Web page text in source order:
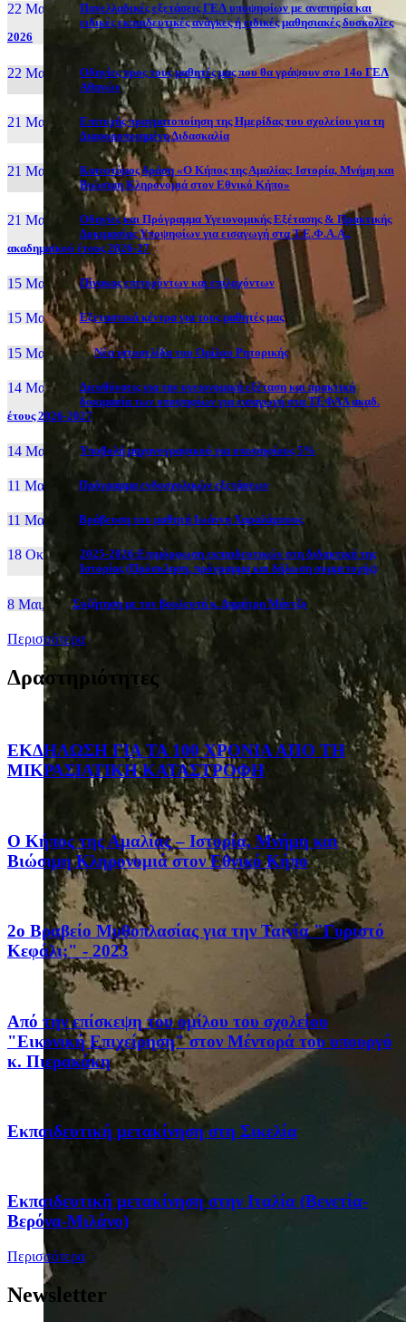
22 Μαι, 26
Πανελλαδικές εξετάσεις ΓΕΛ υποψηφίων με αναπηρία και
ειδικές εκπαιδευτικές ανάγκες ή ειδικές μαθησιακές δυσκολίες
2026
22 Μαι, 26
Οδηγίες προς τους μαθητές μας που θα γράψουν στο 14ο ΓΕΛ
Αθηνών
21 Μαι, 26
Επιτυχής πραγματοποίηση της Ημερίδας του σχολείου για τη
Διαφοροποιημένη Διδασκαλία
21 Μαι, 26
Καινοτόμος δράση «Ο Κήπος της Αμαλίας: Ιστορία, Μνήμη και
Βιώσιμη Κληρονομιά στον Εθνικό Κήπο»
21 Μαι, 26
Οδηγίες και Πρόγραμμα Υγειονομικής Εξέτασης & Πρακτικής
Δοκιμασίας Υποψηφίων για εισαγωγή στα Τ.Ε.Φ.Α.Α.,
ακαδημαϊκού έτους 2026-27
15 Μαι, 26 Πίνακας επιτυχόντων και επιλαχόντων
15 Μαι, 26 Εξεταστικά κέντρα για τους μαθητές μας
15 Μαι, 2026 Νέα ιστοσελίδα του Ομίλου Ρητορικής
14 Μαι, 26
Διευθύνσεις για την υγειονομική εξέταση και πρακτική
δοκιμασία των υποψηφίων για εισαγωγή στα ΤΕΦΑΑ ακαδ.
έτους 2026-2027
14 Μαι, 26 Yποβολή μηχανογραφικού για υποψηφίους 5%
11 Μαι, 26 Πρόγραμμα ενδοσχολικών εξετάσεων
11 Μαι, 26 Βράβευση του μαθητή Ιωάννη Χαραλάμπους
18 Οκτ, 25
2025-2026:Επιμόρφωση εκπαιδευτικών στη διδακτική της
Ιστορίας (Πρόσκληση, πρόγραμμα και δήλωση συμμετοχής)
8 Μαι, 26 Συζήτηση με τον βουλευτή κ. Δημήτρη Μάντζο
Περισσότερα
Δραστηριότητες
ΕΚΔΗΛΩΣΗ ΓΙΑ ΤΑ 100 ΧΡΟΝΙΑ ΑΠΟ ΤΗ
ΜΙΚΡΑΣΙΑΤΙΚΗ ΚΑΤΑΣΤΡΟΦΗ
Ο Κήπος της Αμαλίας – Ιστορία, Μνήμη και
Βιώσιμη Κληρονομιά στον Εθνικό Κήπο
2ο Βραβείο Μυθοπλασίας για την Ταινία "Γυριστό
Κεφάλι;" - 2023
Από την επίσκεψη του ομίλου του σχολείου
"Εικονική Επιχείρηση" στον Μέντορά του υπουργό
κ. Πιερακάκη
Eκπαιδευτική μετακίνηση στη Σικελία
Eκπαιδευτική μετακίνηση στην Ιταλία (Βενετία-
Βερόνα-Μιλάνο)
Περισσότερα
Newsletter